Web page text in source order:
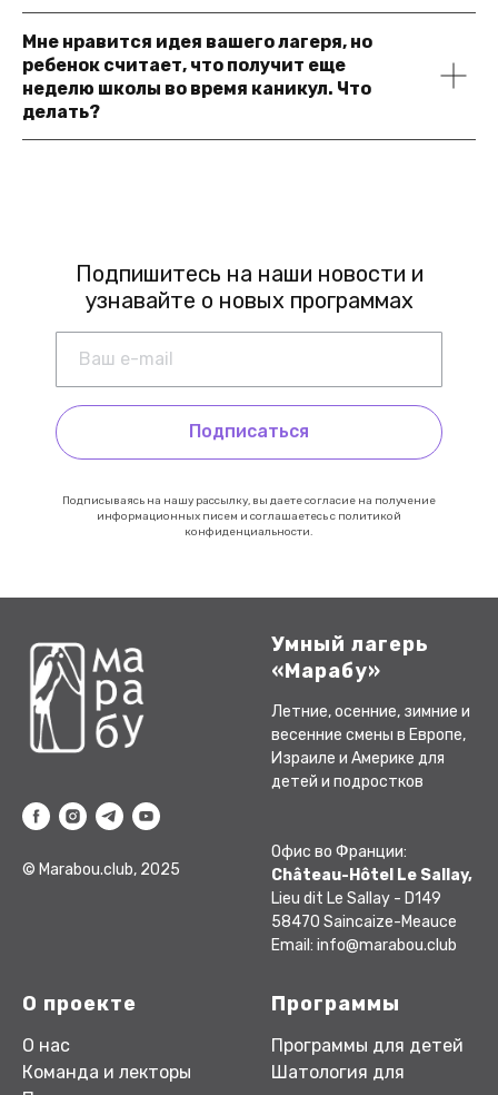
Мне нравится идея вашего лагеря, но
ребенок считает, что получит еще
неделю школы во время каникул. Что
делать?
Подпишитесь на наши новости и
узнавайте о новых программах
Подписаться
Подписываясь на нашу рассылку, вы даете согласие на получение
информационных писем и соглашаетесь с политикой
конфиденциальности.
© Marabou.club, 2025
Умный лагерь
«Марабу»
Летние, осенние, зимние и
весенние смены в Европе,
Израиле и Америке для
детей и подростков
Офис во Франции:
Château-Hôtel Le Sallay,
Lieu dit Le Sallay - D149
58470 Saincaize-Meauce
Email: info@marabou.club
О проекте
О нас
Команда и лекторы
Программы
Программы для детей
Шатология для